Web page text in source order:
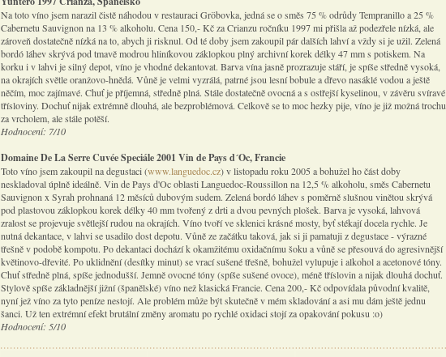
Na toto víno jsem narazil čistě náhodou v restauraci Gröbovka, jedná se o směs 75 % odrůdy Tempranillo a 25 %
Cabernetu Sauvignon na 13 % alkoholu. Cena 150,- Kč za Crianzu ročníku 1997 mi přišla až podezřele nízká, ale
zároveň dostatečně nízká na to, abych ji risknul. Od té doby jsem zakoupil pár dalších lahví a vždy si je užil. Zelená
bordó láhev skrývá pod tmavě modrou hliníkovou záklopkou plný archivní korek délky 47 mm s potiskem. Na
korku i v lahvi je silný depot, víno je vhodné dekantovat. Barva vína jasně prozrazuje stáří, je spíše středně vysoká,
na okrajích světle oranžovo-hnědá. Vůně je velmi vyzrálá, patrné jsou lesní bobule a dřevo nasáklé vodou a ještě
něčím, moc zajímavé. Chuť je příjemná, středně plná. Stále dostatečně ovocná a s ostřejší kyselinou, v závěru svíravé
třísloviny. Dochuť nijak extrémně dlouhá, ale bezproblémová. Celkově se to moc hezky pije, víno je již možná trochu
za vrcholem, ale stále potěší.
Hodnocení: 7/10
Domaine De La Serre Cuvée Speciále 2001 Vin de Pays d´Oc, Francie
Toto víno jsem zakoupil na degustaci (www.languedoc.cz) v listopadu roku 2005 a bohužel ho část doby
neskladoval úplně ideálně. Vin de Pays d'Oc oblasti Languedoc-Roussillon na 12,5 % alkoholu, směs Cabernetu
Sauvignon x Syrah prohnaná 12 měsíců dubovým sudem. Zelená bordó láhev s poměrně slušnou vinětou skrývá
pod plastovou záklopkou korek délky 40 mm tvořený z drti a dvou pevných plošek. Barva je vysoká, lahvová
zralost se projevuje světlejší rudou na okrajích. Víno tvoří ve sklenici krásné mosty, byť stékají docela rychle. Je
nutná dekantace, v lahvi se usadilo dost depotu. Vůně ze začátku taková, jak si ji pamatuji z degustace - výrazné
třešně v podobě kompotu. Po dekantaci dochází k okamžitému oxidačnímu šoku a vůně se přesouvá do agresivnější
květinovo-dřevité. Po uklidnění (desítky minut) se vrací sušené třešně, bohužel vylupuje i alkohol a acetonové tóny.
Chuť středně plná, spíše jednodušší. Jemně ovocné tóny (spíše sušené ovoce), méně tříslovin a nijak dlouhá dochuť.
Stylově spíše základnější jižní (španělské) víno než klasická Francie. Cena 200,- Kč odpovídala původní kvalitě,
nyní jež víno za tyto peníze nestojí. Ale problém může být skutečně v mém skladování a asi mu dám ještě jednu
šanci. Už ten extrémní efekt brutální změny aromatu po rychlé oxidaci stojí za opakování pokusu :o)
Hodnocení: 5/10